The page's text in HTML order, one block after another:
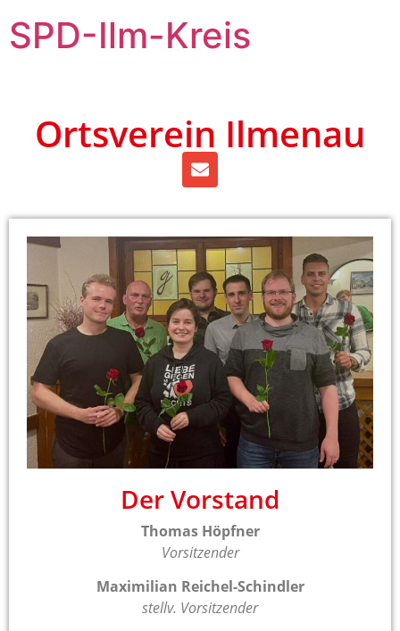
SPD-Ilm-Kreis
Ortsverein Ilmenau
Der Vorstand
Thomas Höpfner
Vorsitzender
Maximilian Reichel-Schindler
stellv. Vorsitzender